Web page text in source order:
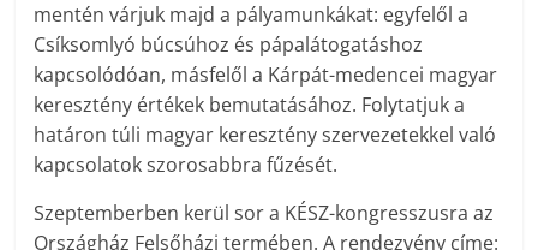
mentén várjuk majd a pályamunkákat: egyfelől a
Csíksomlyó búcsúhoz és pápalátogatáshoz
kapcsolódóan, másfelől a Kárpát-medencei magyar
keresztény értékek bemutatásához. Folytatjuk a
határon túli magyar keresztény szervezetekkel való
kapcsolatok szorosabbra fűzését.
Szeptemberben kerül sor a KÉSZ-kongresszusra az
Országház Felsőházi termében. A rendezvény címe: